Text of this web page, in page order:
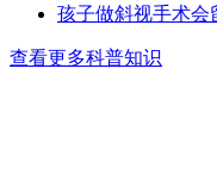
孩子做斜视手术会
查看更多科普知识